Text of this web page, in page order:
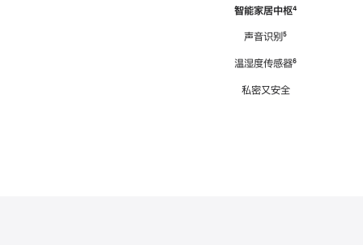
智能家居中枢脚
⁴
声音识别脚
⁵
温湿度传感器脚
⁶
私密又安全